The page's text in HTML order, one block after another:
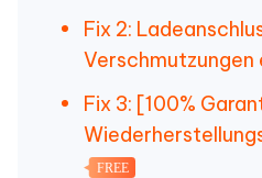
Fix 2:
Verschmutzungen
Fix 3: [100%
FREE